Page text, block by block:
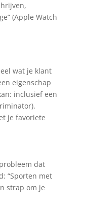
(Apple Watch
wat je klant
eigenschap
inclusief een
je favoriete
dat
“Sporten met
strap om je